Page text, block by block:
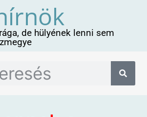
de hülyének lenni sem